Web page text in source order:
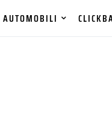
AUTOMOBILI